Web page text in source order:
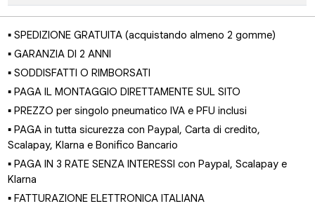
▪ SPEDIZIONE GRATUITA (acquistando almeno 2 gomme)
▪ GARANZIA DI 2 ANNI
▪ SODDISFATTI O RIMBORSATI
▪ PAGA IL MONTAGGIO DIRETTAMENTE SUL SITO
▪ PREZZO per singolo pneumatico IVA e PFU inclusi
▪ PAGA in tutta sicurezza con Paypal, Carta di credito,
Scalapay, Klarna e Bonifico Bancario
▪ PAGA IN 3 RATE SENZA INTERESSI con Paypal, Scalapay e
Klarna
▪ FATTURAZIONE ELETTRONICA ITALIANA